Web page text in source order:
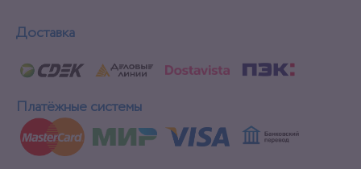
Доставка
Платёжные системы